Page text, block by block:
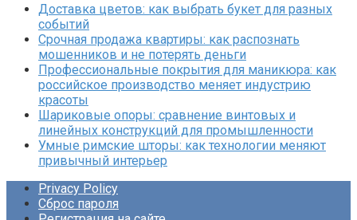
Доставка цветов: как выбрать букет для разных
событий
Срочная продажа квартиры: как распознать
мошенников и не потерять деньги
Профессиональные покрытия для маникюра: как
российское производство меняет индустрию
красоты
Шариковые опоры: сравнение винтовых и
линейных конструкций для промышленности
Умные римские шторы: как технологии меняют
привычный интерьер
Privacy Policy
Сброс пароля